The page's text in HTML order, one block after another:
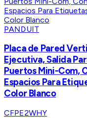
PANDUIT
Placa de Pared
Ejecutiva, Salida
Puertos Mini-Com,
Espacios Para
Color Blanco
CFPE2WHY